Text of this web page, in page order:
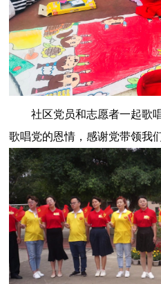
社区党员和志愿者一起歌
歌唱党的恩情，感谢党带领我